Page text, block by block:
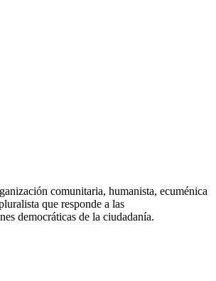
comunitaria, humanista, ecuménica
que responde a las
democráticas de la ciudadanía.